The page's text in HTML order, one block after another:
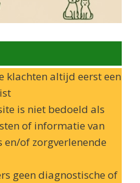
klachten altijd eerst een
is niet bedoeld als
of informatie van
en/of zorgverlenende
geen diagnostische of